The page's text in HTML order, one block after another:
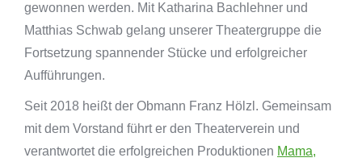
gewonnen werden. Mit Katharina Bachlehner und
Matthias Schwab gelang unserer Theatergruppe die
Fortsetzung spannender Stücke und erfolgreicher
Aufführungen.
Seit 2018 heißt der Obmann Franz Hölzl. Gemeinsam
mit dem Vorstand führt er den Theaterverein und
verantwortet die erfolgreichen Produktionen Mama,